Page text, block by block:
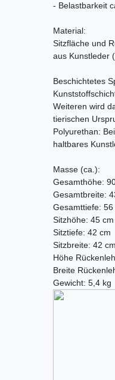
- Belastbarkeit
Material:
Sitzfläche und
aus Kunstleder
Beschichtetes
Weiteren wird
tierischen
Polyurethan:
haltbares
Masse (ca.):
Gesamthöhe:
Gesamtbreite:
Gesamttiefe: 56
Sitzhöhe: 45 cm
Sitztiefe: 42 cm
Sitzbreite: 42 cm
Höhe
Breite
Gewicht: 5,4 kg